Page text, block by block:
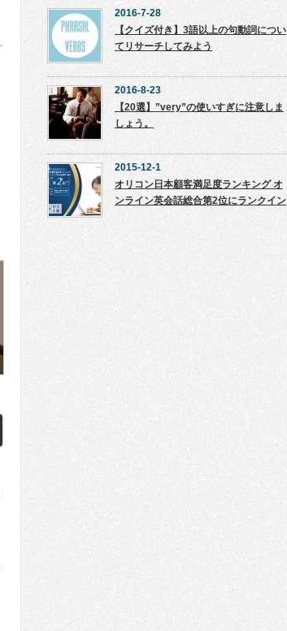
2016-7-28
【クイズ付き】3語以上の句動詞につい
てリサーチしてみよう
2016-8-23
【20選】”very”の使いすぎに注意しま
しょう。
2015-12-1
オリコン日本顧客満足度ランキング オ
ンライン英会話総合第2位にランクイン